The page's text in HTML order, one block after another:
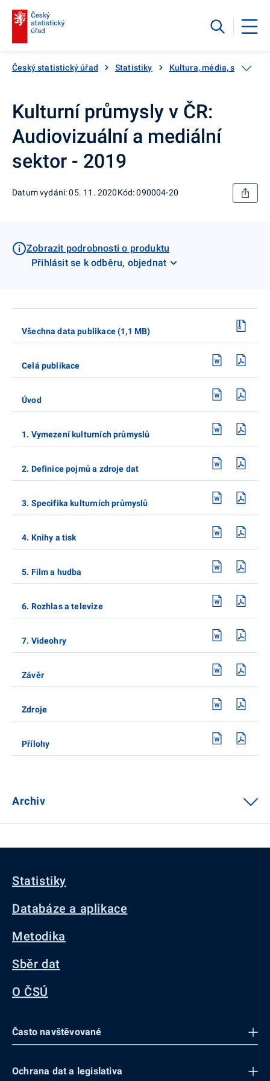
Český statistický úřad Statistiky Kultura, média, sport
Kulturní průmysly v ČR:
Audiovizuální a mediální
sektor - 2019
Datum vydání: 05. 11. 2020Kód: 090004-20
Zobrazit podrobnosti o produktu
Přihlásit se k odběru, objednat
Všechna data publikace (1,1 MB)
Celá publikace
Úvod
1. Vymezení kulturních průmyslů
2. Definice pojmů a zdroje dat
3. Specifika kulturních průmyslů
4. Knihy a tisk
5. Film a hudba
6. Rozhlas a televize
7. Videohry
Závěr
Zdroje
Přílohy
Archiv
Statistiky
Databáze a aplikace
Metodika
Sběr dat
O ČSÚ
Často navštěvované
Ochrana dat a legislativa